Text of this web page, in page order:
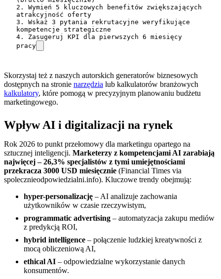
2. Wymień 5 kluczowych benefitów zwiększających
atrakcyjność oferty
3. Wskaż 3 pytania rekrutacyjne weryfikujące
kompetencje strategiczne
4. Zasugeruj KPI dla pierwszych 6 miesięcy
pracy
Skorzystaj też z naszych autorskich generatorów biznesowych
dostępnych na stronie narzędzia lub kalkulatorów branżowych
kalkulatory, które pomogą w precyzyjnym planowaniu budżetu
marketingowego.
Wpływ AI i digitalizacji na rynek
Rok 2026 to punkt przełomowy dla marketingu opartego na
sztucznej inteligencji. Marketerzy z kompetencjami AI zarabiają
najwięcej – 26,3% specjalistów z tymi umiejętnościami
przekracza 3000 USD miesięcznie (Financial Times via
spolecznieodpowiedzialni.info). Kluczowe trendy obejmują:
hyper-personalizację – AI analizuje zachowania
użytkowników w czasie rzeczywistym,
programmatic advertising – automatyzacja zakupu mediów
z predykcją ROI,
hybrid intelligence – połączenie ludzkiej kreatywności z
mocą obliczeniową AI,
ethical AI – odpowiedzialne wykorzystanie danych
konsumentów.